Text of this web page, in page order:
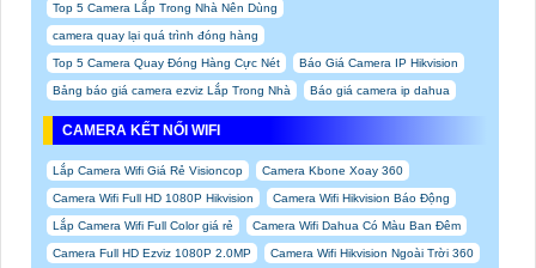
Top 5 Camera Lắp Trong Nhà Nên Dùng
camera quay lại quá trình đóng hàng
Top 5 Camera Quay Đóng Hàng Cực Nét Báo Giá Camera IP Hikvision
Bảng báo giá camera ezviz Lắp Trong Nhà Báo giá camera ip dahua
CAMERA KẾT NỐI WIFI
Lắp Camera Wifi Giá Rẻ Visioncop Camera Kbone Xoay 360
Camera Wifi Full HD 1080P Hikvision Camera Wifi Hikvision Báo Động
Lắp Camera Wifi Full Color giá rẻ Camera Wifi Dahua Có Màu Ban Đêm
Camera Full HD Ezviz 1080P 2.0MP Camera Wifi Hikvision Ngoài Trời 360